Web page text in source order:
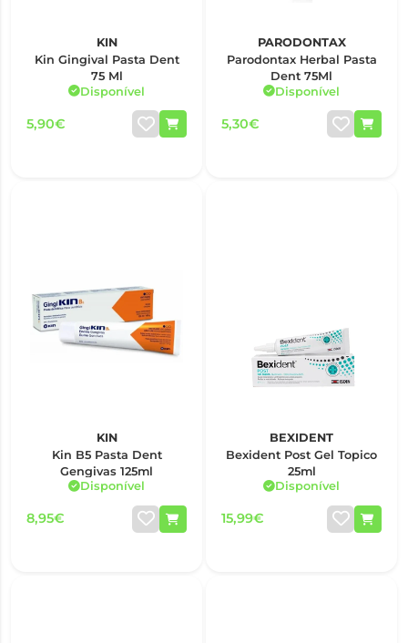
KIN
Kin Gingival Pasta Dent
75 Ml
Disponível
5,90€
PARODONTAX
Parodontax Herbal Pasta
Dent 75Ml
Disponível
5,30€
KIN
Kin B5 Pasta Dent
Gengivas 125ml
Disponível
8,95€
BEXIDENT
Bexident Post Gel Topico
25ml
Disponível
15,99€